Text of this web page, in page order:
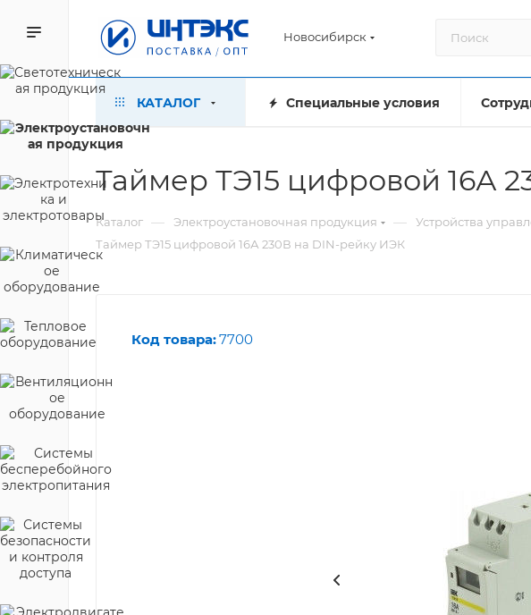
Новосибирск
КАТАЛОГ Специальные условия
Таймер ТЭ15 цифровой 16А
Каталог — Электроустановочная продукция — Устройства
Таймер ТЭ15 цифровой 16А 230В на DIN-рейку ИЭК
Код товара:7700